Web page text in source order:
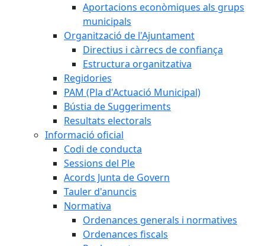
Aportacions econòmiques als grups
municipals
Organització de l'Ajuntament
Directius i càrrecs de confiança
Estructura organitzativa
Regidories
PAM (Pla d'Actuació Municipal)
Bústia de Suggeriments
Resultats electorals
Informació oficial
Codi de conducta
Sessions del Ple
Acords Junta de Govern
Tauler d'anuncis
Normativa
Ordenances generals i normatives
Ordenances fiscals